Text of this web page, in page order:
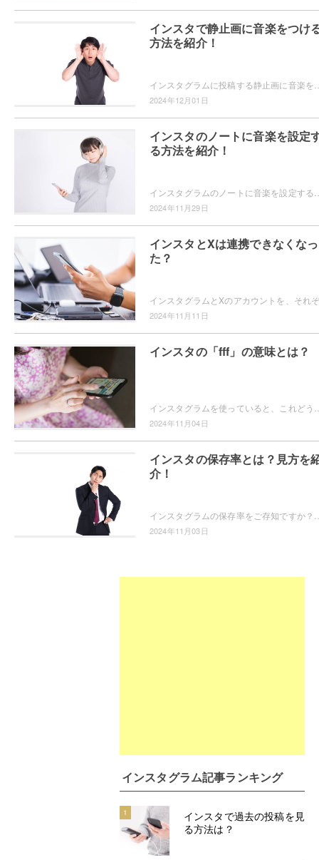
インスタで静止画に音楽をつけ
方法を紹介！
2024年12月01日
インスタのノートに音楽を設定
る方法を紹介！
2024年11月29日
インスタとXは連携できなくなっ
た？
2024年11月11日
インスタの「fff」の意味とは？
2024年11月04日
インスタの保存率とは？見方を
介！
2024年11月03日
インスタグラム記事ランキング
1
インスタで過去の投稿を見
る方法は？